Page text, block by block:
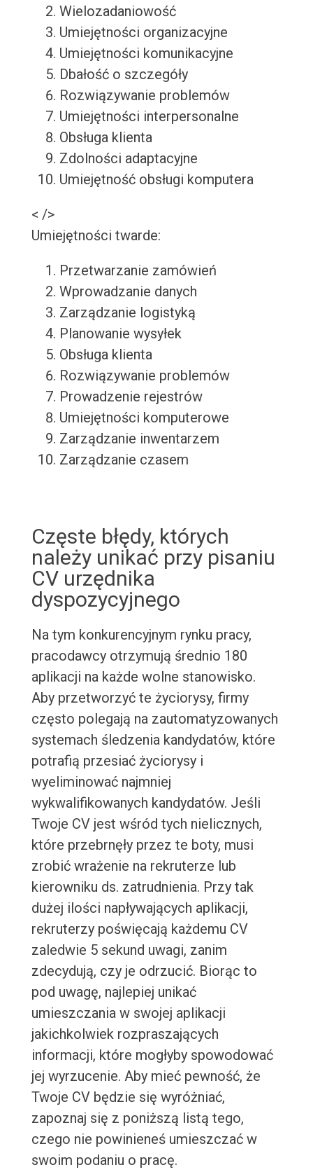
Wielozadaniowość
Umiejętności organizacyjne
Umiejętności komunikacyjne
Dbałość o szczegóły
Rozwiązywanie problemów
Umiejętności interpersonalne
Obsługa klienta
Zdolności adaptacyjne
Umiejętność obsługi komputera
< />
Umiejętności twarde:
Przetwarzanie zamówień
Wprowadzanie danych
Zarządzanie logistyką
Planowanie wysyłek
Obsługa klienta
Rozwiązywanie problemów
Prowadzenie rejestrów
Umiejętności komputerowe
Zarządzanie inwentarzem
Zarządzanie czasem
Częste błędy, których
należy unikać przy pisaniu
CV urzędnika
dyspozycyjnego
Na tym konkurencyjnym rynku pracy,
pracodawcy otrzymują średnio 180
aplikacji na każde wolne stanowisko.
Aby przetworzyć te życiorysy, firmy
często polegają na zautomatyzowanych
systemach śledzenia kandydatów, które
potrafią przesiać życiorysy i
wyeliminować najmniej
wykwalifikowanych kandydatów. Jeśli
Twoje CV jest wśród tych nielicznych,
które przebrnęły przez te boty, musi
zrobić wrażenie na rekruterze lub
kierowniku ds. zatrudnienia. Przy tak
dużej ilości napływających aplikacji,
rekruterzy poświęcają każdemu CV
zaledwie 5 sekund uwagi, zanim
zdecydują, czy je odrzucić. Biorąc to
pod uwagę, najlepiej unikać
umieszczania w swojej aplikacji
jakichkolwiek rozpraszających
informacji, które mogłyby spowodować
jej wyrzucenie. Aby mieć pewność, że
Twoje CV będzie się wyróżniać,
zapoznaj się z poniższą listą tego,
czego nie powinieneś umieszczać w
swoim podaniu o pracę.